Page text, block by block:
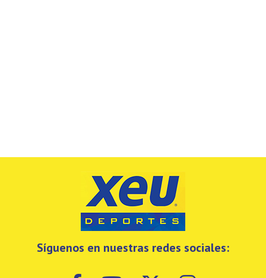
Síguenos en nuestras redes sociales: